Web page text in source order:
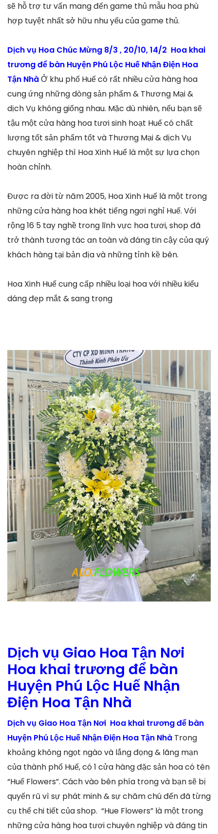
sẽ hỗ trợ tư vấn mang đến game thủ mẫu hoa phù
hợp tuyệt nhất sở hữu nhu yếu của game thủ.
Dịch vụ Hoa Chúc Mừng 8/3 , 20/10, 14/2 Hoa khai
trương để bàn Huyện Phú Lộc Huế Nhận Điện Hoa
Tận NhàỞ khu phố Huế có rất nhiều cửa hàng hoa
cung ứng những dòng sản phẩm & Thương Mại &
dịch Vụ không giống nhau. Mặc dù nhiên, nếu bạn sẽ
tậu một cửa hàng hoa tươi sinh hoạt Huế có chất
lượng tốt sản phẩm tốt và Thương Mại & dịch Vụ
chuyên nghiệp thì Hoa Xinh Huế là một sự lựa chọn
hoàn chỉnh.
Được ra đời từ năm 2005, Hoa Xinh Huế là một trong
những cửa hàng hoa khét tiếng ngơi nghỉ Huế. Với
rộng 16 5 tay nghề trong lĩnh vực hoa tươi, shop đã
trở thành tương tác an toàn và đáng tin cậy của quý
khách hàng tại bản địa và những tỉnh kề bên.
Hoa Xinh Huế cung cấp nhiều loại hoa với nhiều kiểu
dáng đẹp mắt & sang trọng
Dịch vụ Giao Hoa Tận Nơi
Hoa khai trương để bàn
Huyện Phú Lộc Huế Nhận
Điện Hoa Tận Nhà
Dịch vụ Giao Hoa Tận Nơi Hoa khai trương để bàn
Huyện Phú Lộc Huế Nhận Điện Hoa Tận Nhà Trong
khoảng không ngọt ngào và lắng đọng & lãng mạn
của thành phố Huế, có 1 cửa hàng đặc sản hoa có tên
“Huế Flowers”. Cách vào bên phía trong và bạn sẽ bị
quyến rũ vì sự phát minh & sự chăm chú đến đã từng
cụ thể chi tiết của shop. “Hue Flowers” là một trong
những cửa hàng hoa tươi chuyên nghiệp và đáng tin